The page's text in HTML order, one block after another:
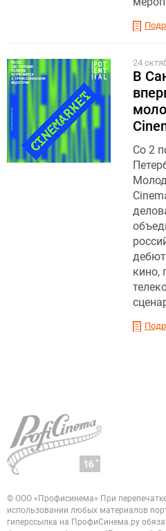
24
В
Со 2
кино,
© ООО «Профисинема» При
использовании любых материалов
гиперссылка на ПрофиСинема.ру